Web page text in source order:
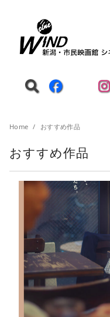
Home おすすめ作品
おすすめ作品